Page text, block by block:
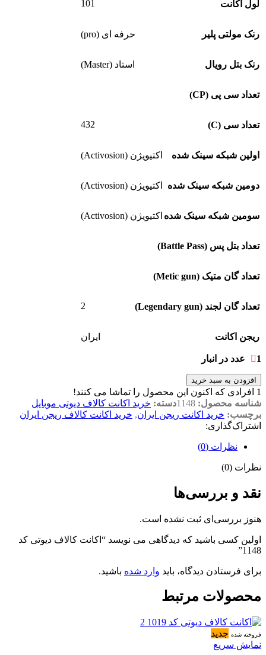
لول اکانت 101
رنک مولتی پلیر حرفه ای (pro)
رنک بتل رویال استاد (Master)
تعداد سی پی (CP)
تعداد سی (C) 432
اولین شبکه سینک شده اکتیویژن (Activosion)
دومین شبکه سینک شده اکتیویژن (Activosion)
سومین شبکه سینک شده اکتیویژن (Activosion)
تعداد بتل پس (Battle Pass)
تعداد گان متیک (Metic gun)
تعداد گان لجند (Legendary gun) 2
ریجن اکانت ایران
1 عدد در انبار
افزودن به سبد خرید
1 افرادی که اکنون این محصول را تماشا می کنند!
شناسه محصول: 1148دسته: خرید اکانت کالاف دیوتی موبایل
برچسب: خرید اکانت ریجن ایران, خرید اکانت کالاف ریجن ایران
اشتراک‌گذاری:
نظرات (0)
نظرات (0)
نقد و بررسی‌ها
هنوز بررسی‌ای ثبت نشده است.
اولین کسی باشید که دیدگاهی می نویسد “اکانت کالاف دیوتی کد
1148”
برای فرستادن دیدگاه، باید وارد شده باشید.
محصولات مرتبط
فروخته شده جدید
نمایش سریع